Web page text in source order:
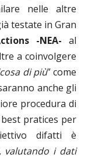
nelle altre
testate in Gran
-NEA- al
a coinvolgere
di più” come
anche gli
procedura di
pratices per
difatti è
valutando i dati